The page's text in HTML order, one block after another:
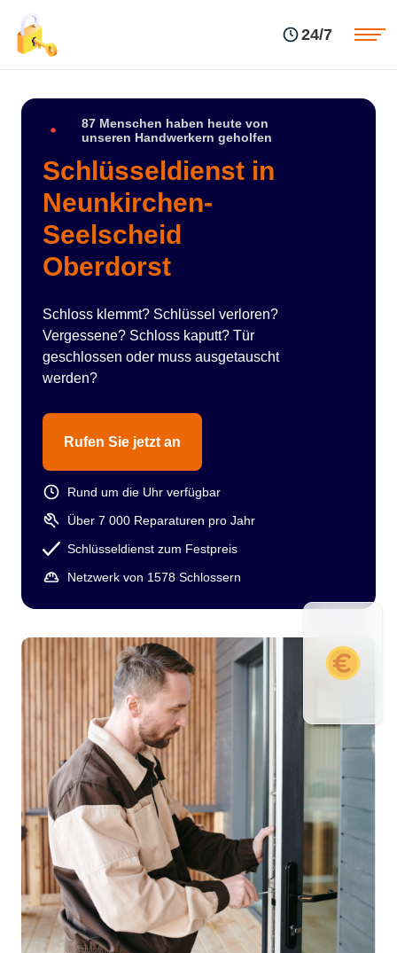
24/7
87 Menschen haben heute von
unseren Handwerkern geholfen
Schlüsseldienst in
Neunkirchen-
Seelscheid
Oberdorst
Schloss klemmt? Schlüssel verloren?
Vergessene? Schloss kaputt? Tür
geschlossen oder muss ausgetauscht
werden?
Rufen Sie jetzt an
Rund um die Uhr verfügbar
Über 7 000 Reparaturen pro Jahr
Schlüsseldienst zum Festpreis
Netzwerk von 1578 Schlossern